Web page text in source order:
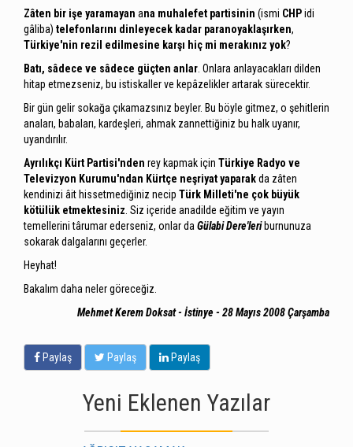
Zâten bir işe yaramayan ana muhalefet partisinin (ismi CHPidi
gâliba) telefonlarını dinleyecek kadar paranoyaklaşırken,
Türkiye'nin rezil edilmesine karşı hiç mi merakınız yok?
Batı, sâdece ve sâdece güçten anlar . Onlara anlayacakları dilden
hitap etmezseniz, bu istiskaller ve kepâzelikler artarak sürecektir.
Bir gün gelir sokağa çıkamazsınız beyler. Bu böyle gitmez, o şehitlerin
anaları, babaları, kardeşleri, ahmak zannettiğiniz bu halk uyanır,
uyandırılır.
Ayrılıkçı Kürt Partisi'nden rey kapmak için Türkiye Radyo ve
Televizyon Kurumu'ndan Kürtçe neşriyat yaparakda zâten
kendinizi âit hissetmediğiniz necip Türk Milleti'ne çok büyük
kötülük etmektesiniz . Siz içeride anadilde eğitim ve yayın
temellerini târumar ederseniz, onlar da Gülabi Dere'leri burnunuza
sokarak dalgalarını geçerler.
Heyhat!
Bakalım daha neler göreceğiz.
Mehmet Kerem Doksat - İstinye - 28 Mayıs 2008 Çarşamba
Paylaş Paylaş Paylaş
Yeni Eklenen Yazılar